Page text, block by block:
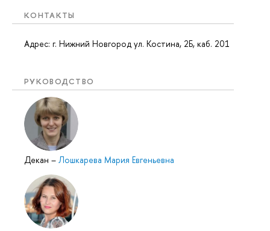
КОНТАКТЫ
Адрес: г. Нижний Новгород ул. Костина, 2Б, каб. 201
РУКОВОДСТВО
Декан – Лошкарева Мария Евгеньевна